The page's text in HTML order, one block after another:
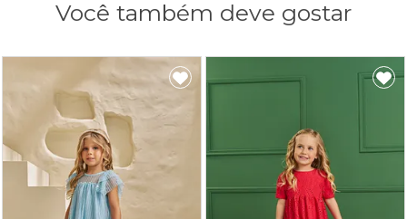
Você também deve gostar